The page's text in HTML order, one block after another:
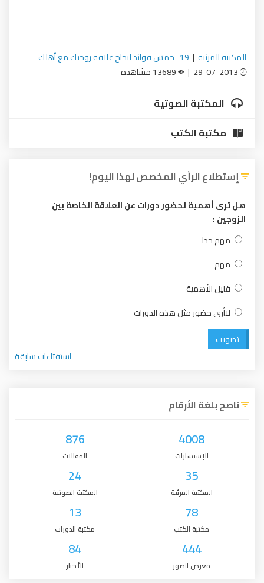
المكتبة المرئية | 19- خمس فوائد لنجاح علاقة زوجتك مع أهلك
المكتبة الصوتية
مكتبة الكتب
إستطلاع الرأي المخصص لهذا اليوم!
هل ترى أهمية لحضور دورات عن العلاقة الخاصة بين
الزوجين :
مهم جدا
مهم
قليل الأهمية
لاأرى حضور مثل هذه الدورات
تصويت
استفتاءات سابقة
ناصح بلغة الأرقام
4008
الإستشارات
876
المقالات
35
المكتبة المرئية
24
المكتبة الصوتية
78
مكتبة الكتب
13
مكتبة الدورات
444
معرض الصور
84
الأخبار